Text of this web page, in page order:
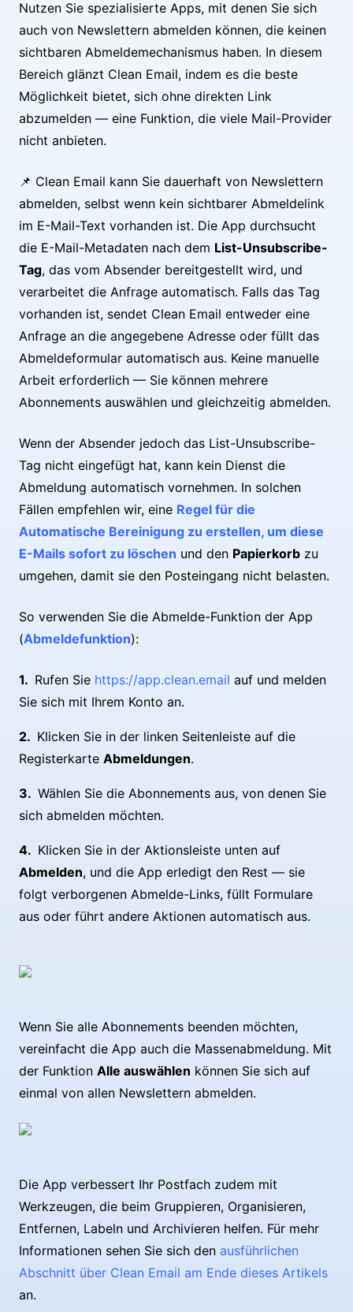
Nutzen Sie spezialisierte Apps, mit denen Sie sich
auch von Newslettern abmelden können, die keinen
sichtbaren Abmeldemechanismus haben. In diesem
Bereich glänzt Clean Email, indem es die beste
Möglichkeit bietet, sich ohne direkten Link
abzumelden — eine Funktion, die viele Mail-Provider
nicht anbieten.
📌 Clean Email kann Sie dauerhaft von Newslettern
abmelden, selbst wenn kein sichtbarer Abmeldelink
im E-Mail-Text vorhanden ist. Die App durchsucht
die E-Mail-Metadaten nach dem List-Unsubscribe-
Tag, das vom Absender bereitgestellt wird, und
verarbeitet die Anfrage automatisch. Falls das Tag
vorhanden ist, sendet Clean Email entweder eine
Anfrage an die angegebene Adresse oder füllt das
Abmeldeformular automatisch aus. Keine manuelle
Arbeit erforderlich — Sie können mehrere
Abonnements auswählen und gleichzeitig abmelden.
Wenn der Absender jedoch das List-Unsubscribe-
Tag nicht eingefügt hat, kann kein Dienst die
Abmeldung automatisch vornehmen. In solchen
Fällen empfehlen wir, eine Regel für die
Automatische Bereinigung zu erstellen, um diese
E-Mails sofort zu löschen und den Papierkorb zu
umgehen, damit sie den Posteingang nicht belasten.
So verwenden Sie die Abmelde-Funktion der App
(Abmeldefunktion):
Rufen Sie https://app.clean.email auf und melden
Sie sich mit Ihrem Konto an.
Klicken Sie in der linken Seitenleiste auf die
Registerkarte Abmeldungen.
Wählen Sie die Abonnements aus, von denen Sie
sich abmelden möchten.
Klicken Sie in der Aktionsleiste unten auf
Abmelden, und die App erledigt den Rest — sie
folgt verborgenen Abmelde-Links, füllt Formulare
aus oder führt andere Aktionen automatisch aus.
Wenn Sie alle Abonnements beenden möchten,
vereinfacht die App auch die Massenabmeldung. Mit
der Funktion Alle auswählen können Sie sich auf
einmal von allen Newslettern abmelden.
Die App verbessert Ihr Postfach zudem mit
Werkzeugen, die beim Gruppieren, Organisieren,
Entfernen, Labeln und Archivieren helfen. Für mehr
Informationen sehen Sie sich den ausführlichen
Abschnitt über Clean Email am Ende dieses Artikels
an.